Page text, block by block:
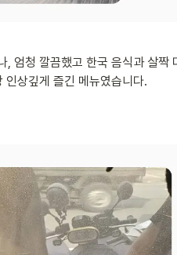
엄청 깔끔했고 한국 음식과 살짝
인상깊게 즐긴 메뉴였습니다.